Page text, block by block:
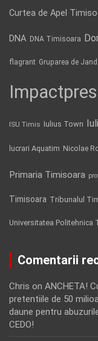
Curtea de Apel
DNA DNA Timisoara
flagrant Gruparea de
ISU Timis Iulius Town
lucrari Aquatim Nicolae
Primaria Timisoara
Timisoara Tribunalul
Universitatea Politehnica
Comentarii
Chris on ANCHETA!
pretentiile de 50
daune pentru
CEDO!